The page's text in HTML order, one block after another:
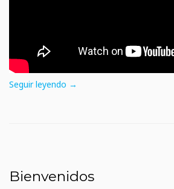
Seguir leyendo →
Bienvenidos